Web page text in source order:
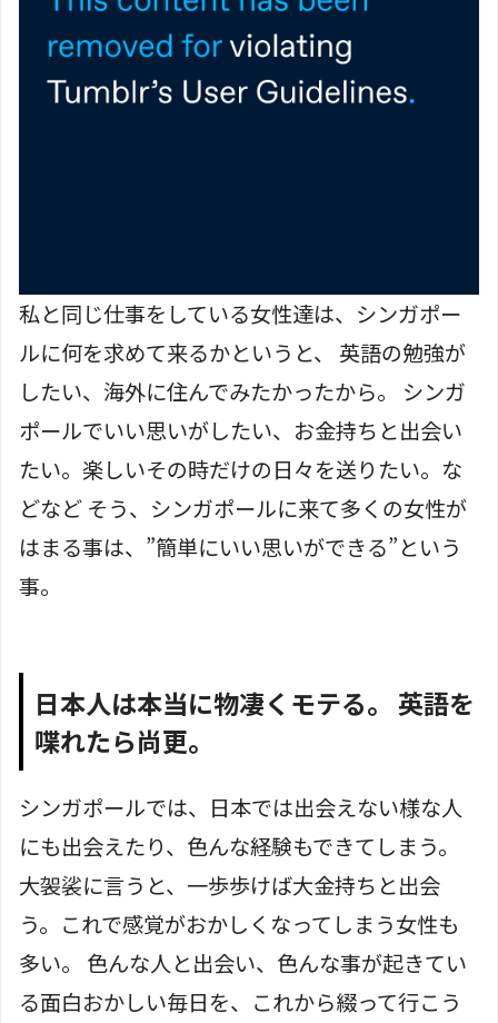
私と同じ仕事をしている女性達は、シンガポー
ルに何を求めて来るかというと、 英語の勉強が
したい、海外に住んでみたかったから。 シンガ
ポールでいい思いがしたい、お金持ちと出会い
たい。楽しいその時だけの日々を送りたい。な
どなど そう、シンガポールに来て多くの女性が
はまる事は、”簡単にいい思いができる”という
事。
日本人は本当に物凄くモテる。 英語を
喋れたら尚更。
シンガポールでは、日本では出会えない様な人
にも出会えたり、色んな経験もできてしまう。
大袈裟に言うと、一歩歩けば大金持ちと出会
う。これで感覚がおかしくなってしまう女性も
多い。 色んな人と出会い、色んな事が起きてい
る面白おかしい毎日を、これから綴って行こう